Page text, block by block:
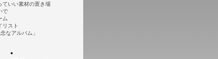
ていい素材の置き場
で
ム
リスト
なアルバム」